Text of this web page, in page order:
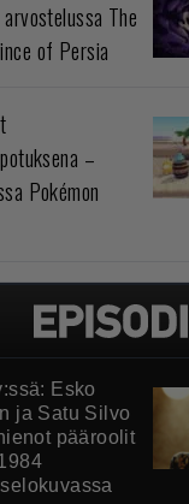
The
of Persia
–
Pokémon
Esko
ja Satu Silvo
pääroolit